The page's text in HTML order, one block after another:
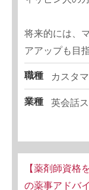
将来的には、
アアップも目
職種 カスタ
業種 英会話
【薬剤師資格
の薬事アドバ